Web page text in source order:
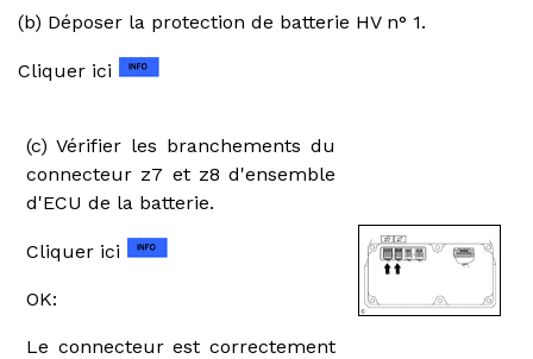
(b) Déposer la protection de batterie HV n° 1.
Cliquer ici
(c) Vérifier les branchements du
connecteur z7 et z8 d'ensemble
d'ECU de la batterie.
Cliquer ici
OK:
Le connecteur est correctement